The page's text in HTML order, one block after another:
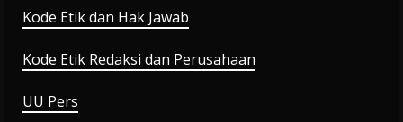
Kode Etik dan Hak Jawab
Kode Etik Redaksi dan Perusahaan
UU Pers